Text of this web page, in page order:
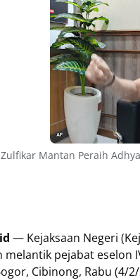
Mantan Peraih
— Kejaksaan Negeri
pejabat eselon
Cibinong, Rabu (4/